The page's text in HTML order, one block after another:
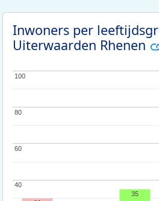
Inwoners per
Uiterwaarden Rhenen
40
40
60
60
80
80
100
100
35